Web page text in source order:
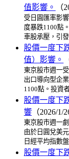
值影響。
（
受日圓匯率影
度暴跌1100點
車股承壓，引
股價一度下
值）影響。
東京股市週一
出口導向型企
1100點。投資
股價一度下
響 （2026/1/
東京股市週一
由於日圓兌美
日經平均指數
股價一度下